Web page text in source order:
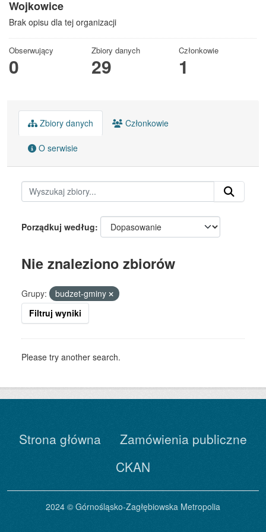
Wojkowice
Brak opisu dla tej organizacji
Obserwujący
0
Zbiory danych
29
Członkowie
1
Zbiory danych Członkowie
O serwisie
Porządkuj według
Nie znaleziono zbiorów
Grupy:
budzet-gminy
Filtruj wyniki
Please try another search.
Strona główna
Zamówienia publiczne
CKAN
2024 © Górnośląsko-Zagłębiowska Metropolia